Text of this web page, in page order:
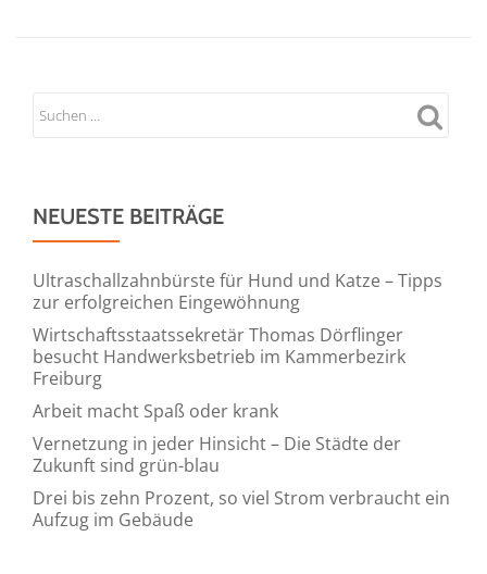
NEUESTE BEITRÄGE
Ultraschallzahnbürste für Hund und Katze – Tipps
zur erfolgreichen Eingewöhnung
Wirtschaftsstaatssekretär Thomas Dörflinger
besucht Handwerksbetrieb im Kammerbezirk
Freiburg
Arbeit macht Spaß oder krank
Vernetzung in jeder Hinsicht – Die Städte der
Zukunft sind grün-blau
Drei bis zehn Prozent, so viel Strom verbraucht ein
Aufzug im Gebäude